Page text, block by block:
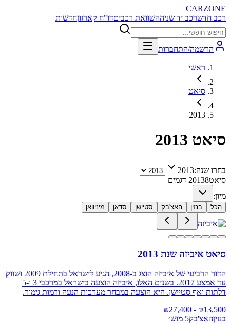
CARZONE
רכב חדשרכב יד שניההשוואת רכביםדו"ח קארזוןחדשות
הרשמה/התחברות
ראשי
סיאט
2013
סיאט 2013
בחרו שנה:2013
סיאט 20138
דגמים
מיון:
הכל בנזין האצ'בק סטיישן סדאן מיניוואן
סיאט איביזה שנת 2013
הדור הרביעי של איביזה הוצג ב-2008, הגיע לישראל בתחילת 2009 ושווק
עד אמצע 2017. בשנים האלו, איביזה הוצעה בישראל במרכבי 3 ו-5
דלתות ואף סטיישן. היא הוצעה במבחר מערכות הנעה ורמות גימור.
₪13,500
- ₪
27,400
בנזיןהאצ'בק5 מוש׳